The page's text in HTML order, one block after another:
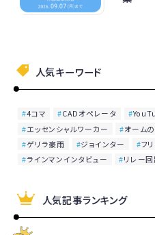
人気キーワード
4コマ CADオペレータ
エッセンシャルワーカー
オーム
ゲリラ豪雨
ジョインター フ
ラインマンインタビュー
リレー
人気記事ランキング